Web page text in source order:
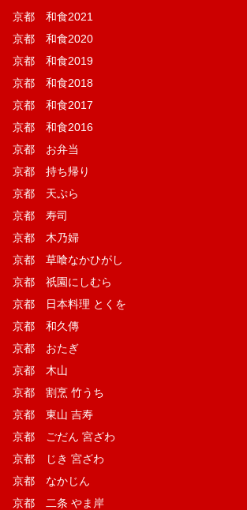
京都 和食2021
京都 和食2020
京都 和食2019
京都 和食2018
京都 和食2017
京都 和食2016
京都 お弁当
京都 持ち帰り
京都 天ぷら
京都 寿司
京都 木乃婦
京都 草喰なかひがし
京都 祇園にしむら
京都 日本料理 とくを
京都 和久傳
京都 おたぎ
京都 木山
京都 割烹 竹うち
京都 東山 吉寿
京都 ごだん 宮ざわ
京都 じき 宮ざわ
京都 なかじん
京都 二条 やま岸